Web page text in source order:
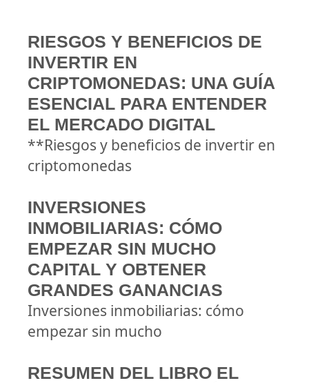
RIESGOS Y BENEFICIOS DE
INVERTIR EN
CRIPTOMONEDAS: UNA GUÍA
ESENCIAL PARA ENTENDER
EL MERCADO DIGITAL
**Riesgos y beneficios de invertir en
criptomonedas
INVERSIONES
INMOBILIARIAS: CÓMO
EMPEZAR SIN MUCHO
CAPITAL Y OBTENER
GRANDES GANANCIAS
Inversiones inmobiliarias: cómo
empezar sin mucho
RESUMEN DEL LIBRO EL